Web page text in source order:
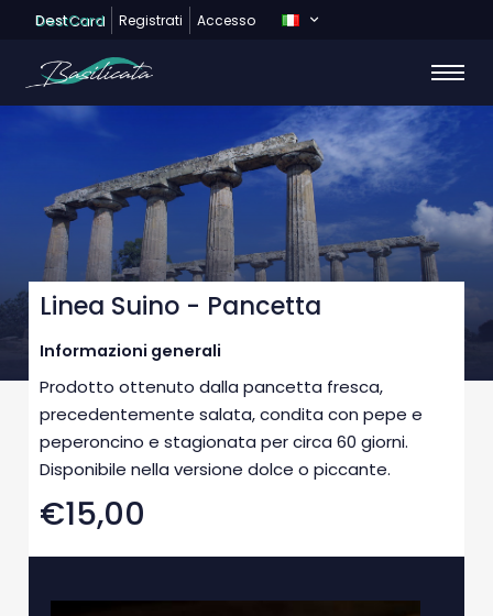
DestCard Registrati Accesso
Linea Suino - Pancetta
Informazioni generali
Prodotto ottenuto dalla pancetta fresca,
precedentemente salata, condita con pepe e
peperoncino e stagionata per circa 60 giorni.
Disponibile nella versione dolce o piccante.
€15,00